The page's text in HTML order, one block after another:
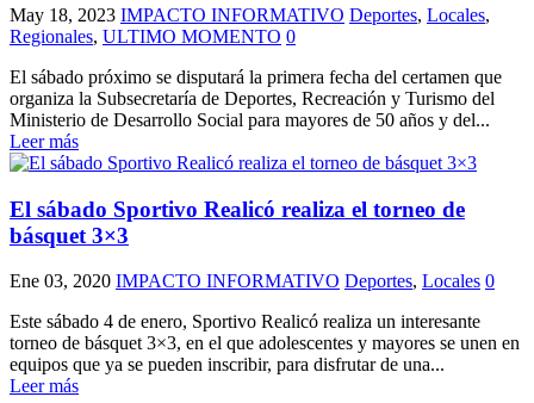
May 18, 2023 IMPACTO INFORMATIVO Deportes, Locales,
Regionales, ULTIMO MOMENTO 0
El sábado próximo se disputará la primera fecha del certamen que
organiza la Subsecretaría de Deportes, Recreación y Turismo del
Ministerio de Desarrollo Social para mayores de 50 años y del...
Leer más
El sábado Sportivo Realicó realiza el torneo de
básquet 3×3
Ene 03, 2020 IMPACTO INFORMATIVO Deportes, Locales 0
Este sábado 4 de enero, Sportivo Realicó realiza un interesante
torneo de básquet 3×3, en el que adolescentes y mayores se unen en
equipos que ya se pueden inscribir, para disfrutar de una...
Leer más